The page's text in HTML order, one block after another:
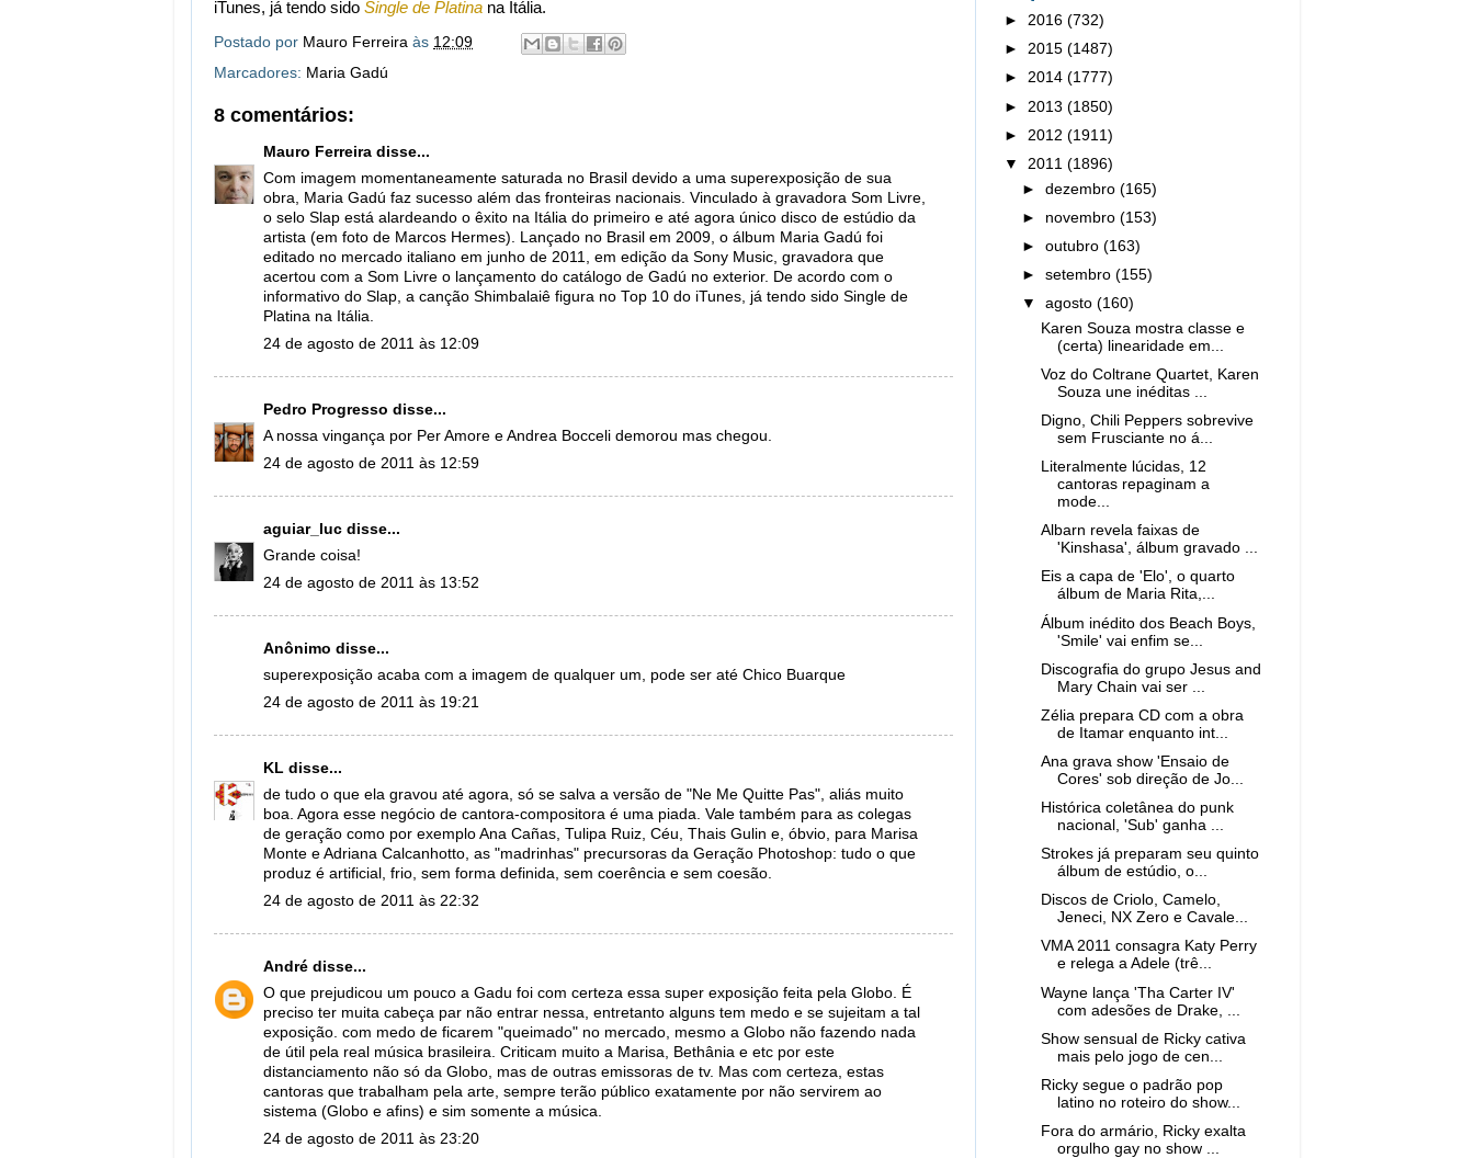
iTunes, já tendo sido Single de Platina na Itália.
Postado por Mauro Ferreira às 12:09
Marcadores: Maria Gadú
8 comentários:
Mauro Ferreira disse...
Com imagem momentaneamente saturada no Brasil devido a uma superexposição de sua
obra, Maria Gadú faz sucesso além das fronteiras nacionais. Vinculado à gravadora Som Livre,
o selo Slap está alardeando o êxito na Itália do primeiro e até agora único disco de estúdio da
artista (em foto de Marcos Hermes). Lançado no Brasil em 2009, o álbum Maria Gadú foi
editado no mercado italiano em junho de 2011, em edição da Sony Music, gravadora que
acertou com a Som Livre o lançamento do catálogo de Gadú no exterior. De acordo com o
informativo do Slap, a canção Shimbalaiê figura no Top 10 do iTunes, já tendo sido Single de
Platina na Itália.
24 de agosto de 2011 às 12:09
Pedro Progresso disse...
A nossa vingança por Per Amore e Andrea Bocceli demorou mas chegou.
24 de agosto de 2011 às 12:59
aguiar_luc disse...
Grande coisa!
24 de agosto de 2011 às 13:52
Anônimo disse...
superexposição acaba com a imagem de qualquer um, pode ser até Chico Buarque
24 de agosto de 2011 às 19:21
KL disse...
de tudo o que ela gravou até agora, só se salva a versão de "Ne Me Quitte Pas", aliás muito
boa. Agora esse negócio de cantora-compositora é uma piada. Vale também para as colegas
de geração como por exemplo Ana Cañas, Tulipa Ruiz, Céu, Thais Gulin e, óbvio, para Marisa
Monte e Adriana Calcanhotto, as "madrinhas" precursoras da Geração Photoshop: tudo o que
produz é artificial, frio, sem forma definida, sem coerência e sem coesão.
24 de agosto de 2011 às 22:32
André disse...
O que prejudicou um pouco a Gadu foi com certeza essa super exposição feita pela Globo. É
preciso ter muita cabeça par não entrar nessa, entretanto alguns tem medo e se sujeitam a tal
exposição. com medo de ficarem "queimado" no mercado, mesmo a Globo não fazendo nada
de útil pela real música brasileira. Criticam muito a Marisa, Bethânia e etc por este
distanciamento não só da Globo, mas de outras emissoras de tv. Mas com certeza, estas
cantoras que trabalham pela arte, sempre terão público exatamente por não servirem ao
sistema (Globo e afins) e sim somente a música.
24 de agosto de 2011 às 23:20
► 2016 (732)
► 2015 (1487)
► 2014 (1777)
► 2013 (1850)
► 2012 (1911)
▼ 2011 (1896)
►dezembro(165)
► novembro(153)
►outubro(163)
►setembro(155)
▼agosto(160)
Karen Souza mostra classe e
(certa) linearidade em...
Voz do Coltrane Quartet, Karen
Souza une inéditas ...
Digno, Chili Peppers sobrevive
sem Frusciante no á...
Literalmente lúcidas, 12
cantoras repaginam a
mode...
Albarn revela faixas de
'Kinshasa', álbum gravado ...
Eis a capa de 'Elo', o quarto
álbum de Maria Rita,...
Álbum inédito dos Beach Boys,
'Smile' vai enfim se...
Discografia do grupo Jesus and
Mary Chain vai ser ...
Zélia prepara CD com a obra
de Itamar enquanto int...
Ana grava show 'Ensaio de
Cores' sob direção de Jo...
Histórica coletânea do punk
nacional, 'Sub' ganha ...
Strokes já preparam seu quinto
álbum de estúdio, o...
Discos de Criolo, Camelo,
Jeneci, NX Zero e Cavale...
VMA 2011 consagra Katy Perry
e relega a Adele (trê...
Wayne lança 'Tha Carter IV'
com adesões de Drake, ...
Show sensual de Ricky cativa
mais pelo jogo de cen...
Ricky segue o padrão pop
latino no roteiro do show...
Fora do armário, Ricky exalta
orgulho gay no show ...